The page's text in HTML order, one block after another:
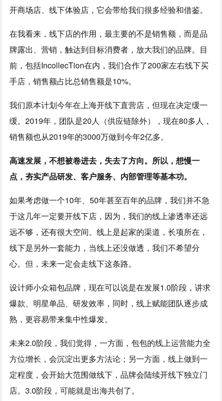
开商场店、线下体验店，它会带给我们很多经验和借鉴。
在我看来，线下店的作用，最主要的不是销售额，而是品
牌露出、营销，触达到目标消费者，放大我们的品牌。目
前，包括IncollecTion在内，我们合作了200家左右线下买
手店，销售额占比总销售额是10%。
我们原本计划今年在上海开线下直营店，但现在决定缓一
缓。2019年，团队是20人（供应链除外），现在80多人，
销售额也从2019年的3000万做到今年2亿多。
高速发展，不想被卷进去，失去了方向。所以，想慢一
点，夯实产品研发、客户服务、内部管理等基本功。
如果考虑做一个10年、50年甚至百年的品牌，我们并不急
于这几年一定要开线下店，因为，我们的线上渗透率还远
远不够，还有很大空间。线上是起家的渠道，长项所在，
线下是另外一套能力，当线上还没做透，我们不希望分
心。但，未来一定会走线下这条路。
设计师小众箱包品牌，现在可以说是在发展1.0阶段，讲求
爆款、明星单品、研发效率，同时，线上赋能团队逐步成
熟，更容易带来集中性爆发。
未来2.0阶段，我们觉得，一方面，包包的线上运营能力全
方位增长，会沉淀出更多方法论；另一方面，线上做到一
定程度，会开始大范围做线下，品牌会陆续开线下独立门
店。3.0阶段，可能就是出海共创了。